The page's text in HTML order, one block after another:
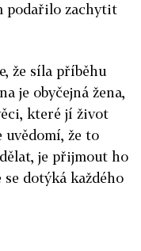
podařilo zachytit
že síla příběhu
je obyčejná žena,
které jí život
uvědomí, že to
je přijmout ho
se dotýká každého